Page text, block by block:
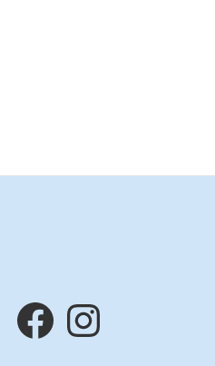
Facebook Instagram